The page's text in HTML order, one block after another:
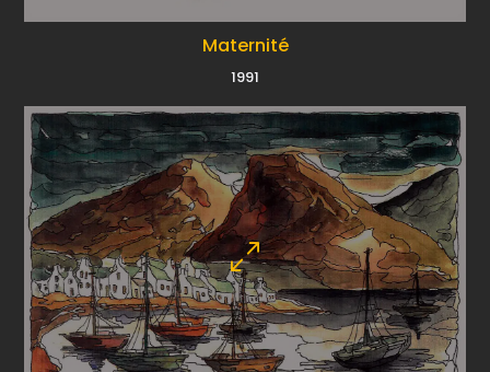
Maternité
1991